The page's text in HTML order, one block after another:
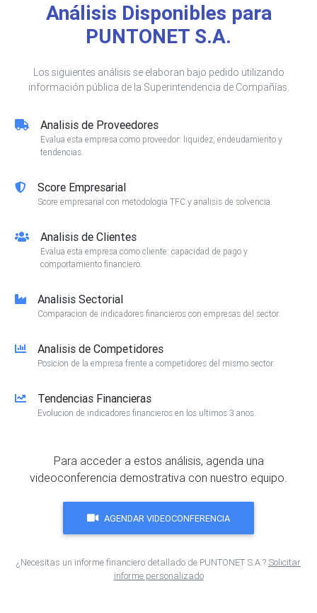
Análisis Disponibles para
PUNTONET S.A.
Los siguientes análisis se elaboran bajo pedido utilizando
información pública de la Superintendencia de Compañías.
Analisis de Proveedores
Evalua esta empresa como proveedor: liquidez, endeudamiento y
tendencias.
Score Empresarial
Score empresarial con metodologia TFC y analisis de solvencia.
Analisis de Clientes
Evalua esta empresa como cliente: capacidad de pago y
comportamiento financiero.
Analisis Sectorial
Comparacion de indicadores financieros con empresas del sector.
Analisis de Competidores
Posicion de la empresa frente a competidores del mismo sector.
Tendencias Financieras
Evolucion de indicadores financieros en los ultimos 3 anos.
Para acceder a estos análisis, agenda una
videoconferencia demostrativa con nuestro equipo.
AGENDAR VIDEOCONFERENCIA
¿Necesitas un informe financiero detallado de PUNTONET S.A.? Solicitar
informe personalizado